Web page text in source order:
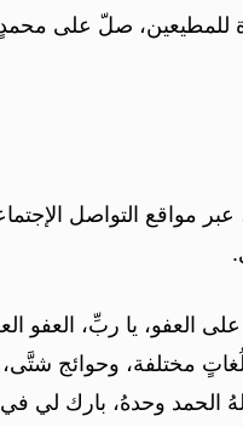
للمطيعين، صلّ على
مواقع التواصل
يا ربِّ، العفو
مختلفة، وحوائج
الحمد وحدهُ، بارك لي